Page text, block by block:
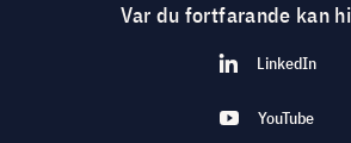
Var du fortfarande kan
LinkedIn
YouTube